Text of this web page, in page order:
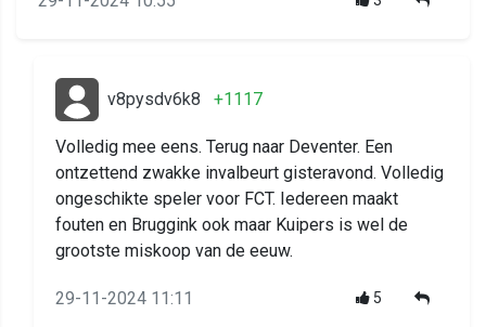
v8pysdv6k8 +1117
Volledig mee eens. Terug naar Deventer. Een
ontzettend zwakke invalbeurt gisteravond. Volledig
ongeschikte speler voor FCT. Iedereen maakt
fouten en Bruggink ook maar Kuipers is wel de
grootste miskoop van de eeuw.
29-11-2024 11:11 5